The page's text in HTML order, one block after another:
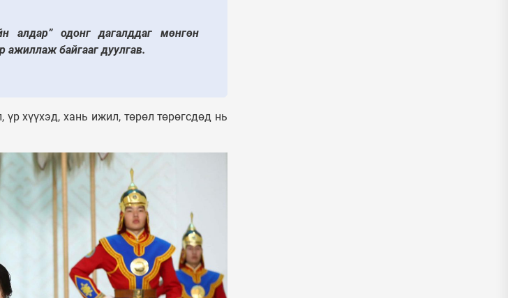
алдар” одонг дагалддаг мөнгөн
ажиллаж байгааг дуулгав.
хүүхэд, хань ижил, төрөл төрөгсдөд нь